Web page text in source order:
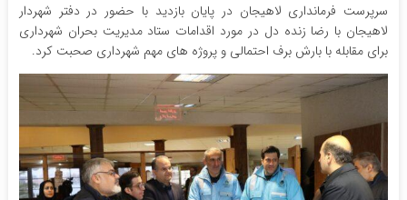
سرپرست فرمانداری لاهیجان در پایان بازدید با حضور در دفتر شهردار
لاهیجان با رضا زنده دل در مورد اقدامات ستاد مدیریت بحران شهرداری
برای مقابله با بارش برف احتمالی و پروژه های مهم شهرداری صحبت کرد.